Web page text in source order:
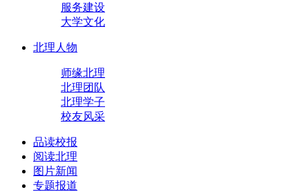
服务建设
大学文化
北理人物
师缘北理
北理团队
北理学子
校友风采
品读校报
阅读北理
图片新闻
专题报道